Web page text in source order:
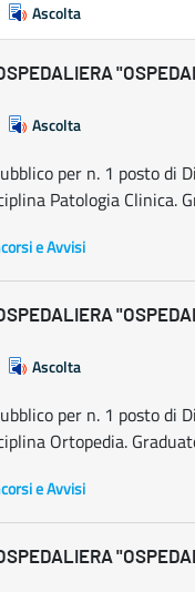
Ascolta
Ascolta
per n. 1 posto di
Patologia Clinica.
e Avvisi
Ascolta
per n. 1 posto di
Ortopedia.
e Avvisi